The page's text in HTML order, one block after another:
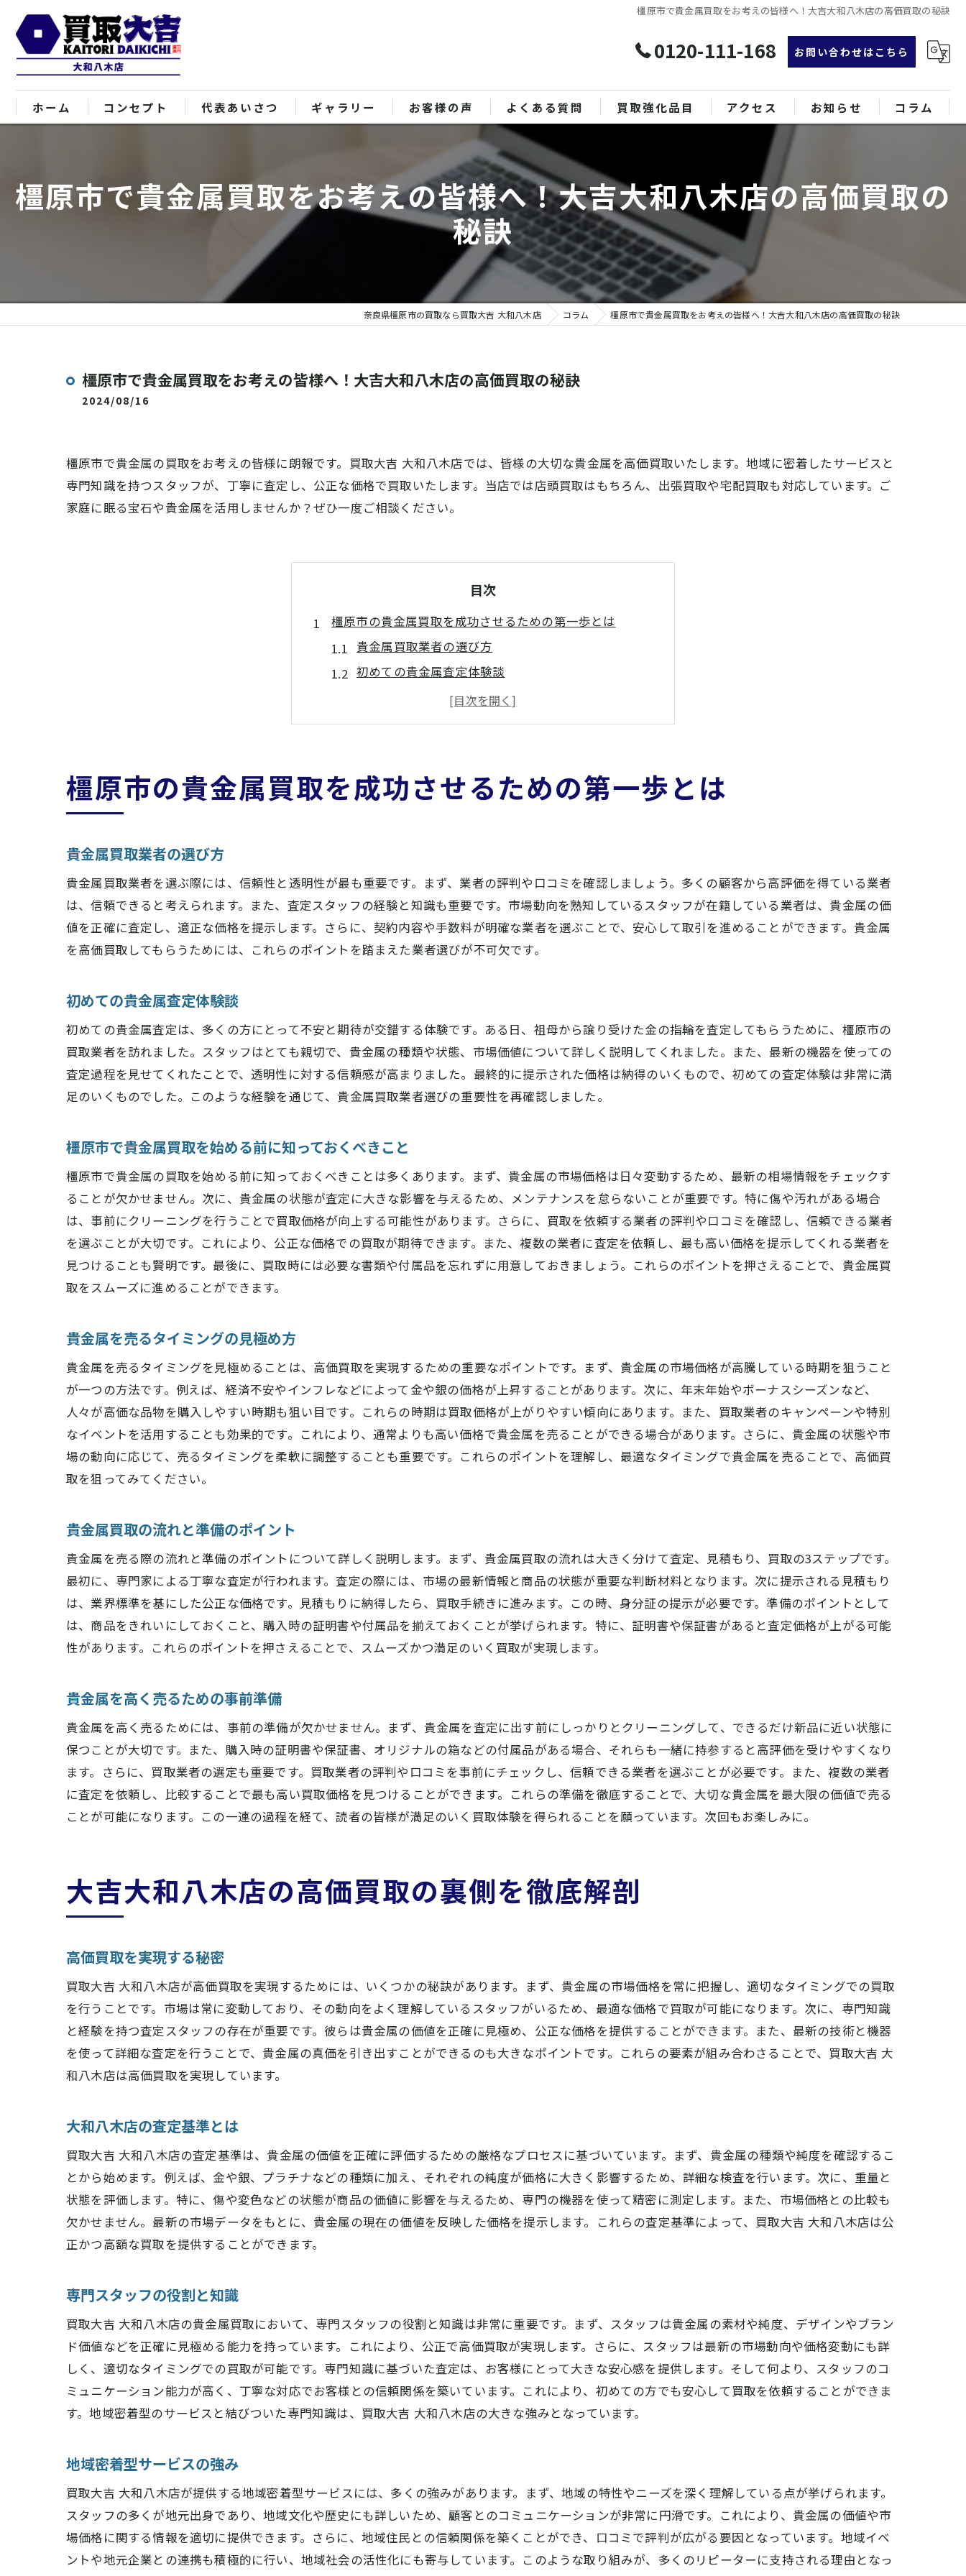
橿原市で貴金属買取をお考えの皆様へ！大吉大和八木店の高価買取の秘訣
0120-111-168 お問い合わせはこちら
ホーム コンセプト 代表あいさつ ギャラリー お客様の声 よくある質問 買取強化品目
ブランド品
貴金属
時計
金
アクセス お知らせ コラム
橿原市で貴金属買取をお考えの皆様へ！大吉大和八木店の高価買取の
秘訣
奈良県橿原市の買取なら買取大吉 大和八木店 コラム 橿原市で貴金属買取をお考えの皆様へ！大吉大和八木店の高価買取の秘訣
橿原市で貴金属買取をお考えの皆様へ！大吉大和八木店の高価買取の秘訣
2024/08/16
橿原市で貴金属の買取をお考えの皆様に朗報です。買取大吉 大和八木店では、皆様の大切な貴金属を高価買取いたします。地域に密着したサービスと
専門知識を持つスタッフが、丁寧に査定し、公正な価格で買取いたします。当店では店頭買取はもちろん、出張買取や宅配買取も対応しています。ご
家庭に眠る宝石や貴金属を活用しませんか？ぜひ一度ご相談ください。
目次
橿原市の貴金属買取を成功させるための第一歩とは
貴金属買取業者の選び方
初めての貴金属査定体験談
橿原市で貴金属買取を始める前に知っておくべきこと
貴金属を売るタイミングの見極め方
貴金属を高く売るための事前準備
大吉大和八木店の高価買取の裏側を徹底解剖
地域密着型サービスの強み
高価買取を支える最新技術
お客様の信頼を得るための取り組み
査定時に確認すべき書類と証明書
貴金属の状態と価格の関係
複数の業者に査定を依頼するメリット
貴金属市場のトレンドを把握する
橿原市で貴金属買取の際に知っておくべき注意点
信頼できる買取業者の見分け方
貴金属買取の詐欺に注意
貴金属の保存方法と査定への影響
買取契約前に確認すべきポイント
トラブルを防ぐための事前準備
宅配買取の手軽さと注意点
自宅での出張買取の流れ
宅配買取の安全性を確保する方法
出張買取と店舗買取の違い
専門知識による正確な査定
貴金属市場の動向と価格への影響
希少価値のある貴金属の見分け方
専門スタッフの研修と教育
お客様に信頼されるサービスの提供
市場価格をチェックする方法
貴金属の価値を最大限に引き出すコツ
高価買取を狙うための交渉術
売却前に知っておくべき情報
お得に売るためのタイミングとポイント
実際の貴金属買取事例
お客様の感想と満足度
お客様からの信頼の声
買取大吉 大和八木店の評判
橿原市の貴金属買取を成功させるための第一歩とは
貴金属買取業者の選び方
貴金属買取業者を選ぶ際には、信頼性と透明性が最も重要です。まず、業者の評判や口コミを確認しましょう。多くの顧客から高評価を得ている業者
は、信頼できると考えられます。また、査定スタッフの経験と知識も重要です。市場動向を熟知しているスタッフが在籍している業者は、貴金属の価
値を正確に査定し、適正な価格を提示します。さらに、契約内容や手数料が明確な業者を選ぶことで、安心して取引を進めることができます。貴金属
を高価買取してもらうためには、これらのポイントを踏まえた業者選びが不可欠です。
初めての貴金属査定体験談
初めての貴金属査定は、多くの方にとって不安と期待が交錯する体験です。ある日、祖母から譲り受けた金の指輪を査定してもらうために、橿原市の
買取業者を訪れました。スタッフはとても親切で、貴金属の種類や状態、市場価値について詳しく説明してくれました。また、最新の機器を使っての
査定過程を見せてくれたことで、透明性に対する信頼感が高まりました。最終的に提示された価格は納得のいくもので、初めての査定体験は非常に満
足のいくものでした。このような経験を通じて、貴金属買取業者選びの重要性を再確認しました。
橿原市で貴金属買取を始める前に知っておくべきこと
橿原市で貴金属の買取を始める前に知っておくべきことは多くあります。まず、貴金属の市場価格は日々変動するため、最新の相場情報をチェックす
ることが欠かせません。次に、貴金属の状態が査定に大きな影響を与えるため、メンテナンスを怠らないことが重要です。特に傷や汚れがある場合
は、事前にクリーニングを行うことで買取価格が向上する可能性があります。さらに、買取を依頼する業者の評判や口コミを確認し、信頼できる業者
を選ぶことが大切です。これにより、公正な価格での買取が期待できます。また、複数の業者に査定を依頼し、最も高い価格を提示してくれる業者を
見つけることも賢明です。最後に、買取時には必要な書類や付属品を忘れずに用意しておきましょう。これらのポイントを押さえることで、貴金属買
取をスムーズに進めることができます。
貴金属を売るタイミングの見極め方
貴金属を売るタイミングを見極めることは、高価買取を実現するための重要なポイントです。まず、貴金属の市場価格が高騰している時期を狙うこと
が一つの方法です。例えば、経済不安やインフレなどによって金や銀の価格が上昇することがあります。次に、年末年始やボーナスシーズンなど、
人々が高価な品物を購入しやすい時期も狙い目です。これらの時期は買取価格が上がりやすい傾向にあります。また、買取業者のキャンペーンや特別
なイベントを活用することも効果的です。これにより、通常よりも高い価格で貴金属を売ることができる場合があります。さらに、貴金属の状態や市
場の動向に応じて、売るタイミングを柔軟に調整することも重要です。これらのポイントを理解し、最適なタイミングで貴金属を売ることで、高価買
取を狙ってみてください。
貴金属買取の流れと準備のポイント
貴金属を売る際の流れと準備のポイントについて詳しく説明します。まず、貴金属買取の流れは大きく分けて査定、見積もり、買取の3ステップです。
最初に、専門家による丁寧な査定が行われます。査定の際には、市場の最新情報と商品の状態が重要な判断材料となります。次に提示される見積もり
は、業界標準を基にした公正な価格です。見積もりに納得したら、買取手続きに進みます。この時、身分証の提示が必要です。準備のポイントとして
は、商品をきれいにしておくこと、購入時の証明書や付属品を揃えておくことが挙げられます。特に、証明書や保証書があると査定価格が上がる可能
性があります。これらのポイントを押さえることで、スムーズかつ満足のいく買取が実現します。
貴金属を高く売るための事前準備
貴金属を高く売るためには、事前の準備が欠かせません。まず、貴金属を査定に出す前にしっかりとクリーニングして、できるだけ新品に近い状態に
保つことが大切です。また、購入時の証明書や保証書、オリジナルの箱などの付属品がある場合、それらも一緒に持参すると高評価を受けやすくなり
ます。さらに、買取業者の選定も重要です。買取業者の評判や口コミを事前にチェックし、信頼できる業者を選ぶことが必要です。また、複数の業者
に査定を依頼し、比較することで最も高い買取価格を見つけることができます。これらの準備を徹底することで、大切な貴金属を最大限の価値で売る
ことが可能になります。この一連の過程を経て、読者の皆様が満足のいく買取体験を得られることを願っています。次回もお楽しみに。
大吉大和八木店の高価買取の裏側を徹底解剖
高価買取を実現する秘密
買取大吉 大和八木店が高価買取を実現するためには、いくつかの秘訣があります。まず、貴金属の市場価格を常に把握し、適切なタイミングでの買取
を行うことです。市場は常に変動しており、その動向をよく理解しているスタッフがいるため、最適な価格で買取が可能になります。次に、専門知識
と経験を持つ査定スタッフの存在が重要です。彼らは貴金属の価値を正確に見極め、公正な価格を提供することができます。また、最新の技術と機器
を使って詳細な査定を行うことで、貴金属の真価を引き出すことができるのも大きなポイントです。これらの要素が組み合わさることで、買取大吉 大
和八木店は高価買取を実現しています。
大和八木店の査定基準とは
買取大吉 大和八木店の査定基準は、貴金属の価値を正確に評価するための厳格なプロセスに基づいています。まず、貴金属の種類や純度を確認するこ
とから始めます。例えば、金や銀、プラチナなどの種類に加え、それぞれの純度が価格に大きく影響するため、詳細な検査を行います。次に、重量と
状態を評価します。特に、傷や変色などの状態が商品の価値に影響を与えるため、専門の機器を使って精密に測定します。また、市場価格との比較も
欠かせません。最新の市場データをもとに、貴金属の現在の価値を反映した価格を提示します。これらの査定基準によって、買取大吉 大和八木店は公
正かつ高額な買取を提供することができます。
専門スタッフの役割と知識
買取大吉 大和八木店の貴金属買取において、専門スタッフの役割と知識は非常に重要です。まず、スタッフは貴金属の素材や純度、デザインやブラン
ド価値などを正確に見極める能力を持っています。これにより、公正で高価買取が実現します。さらに、スタッフは最新の市場動向や価格変動にも詳
しく、適切なタイミングでの買取が可能です。専門知識に基づいた査定は、お客様にとって大きな安心感を提供します。そして何より、スタッフのコ
ミュニケーション能力が高く、丁寧な対応でお客様との信頼関係を築いています。これにより、初めての方でも安心して買取を依頼することができま
す。地域密着型のサービスと結びついた専門知識は、買取大吉 大和八木店の大きな強みとなっています。
地域密着型サービスの強み
買取大吉 大和八木店が提供する地域密着型サービスには、多くの強みがあります。まず、地域の特性やニーズを深く理解している点が挙げられます。
スタッフの多くが地元出身であり、地域文化や歴史にも詳しいため、顧客とのコミュニケーションが非常に円滑です。これにより、貴金属の価値や市
場価格に関する情報を適切に提供できます。さらに、地域住民との信頼関係を築くことができ、口コミで評判が広がる要因となっています。地域イベ
ントや地元企業との連携も積極的に行い、地域社会の活性化にも寄与しています。このような取り組みが、多くのリピーターに支持される理由となっ